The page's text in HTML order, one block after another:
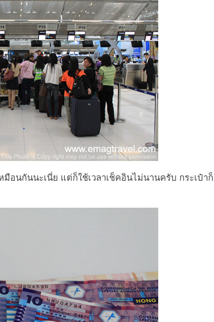
มือนกันนะเนี่ย แต่ก็ใช้เวลาเช็คอินไม่นานครับ กระเป๋า